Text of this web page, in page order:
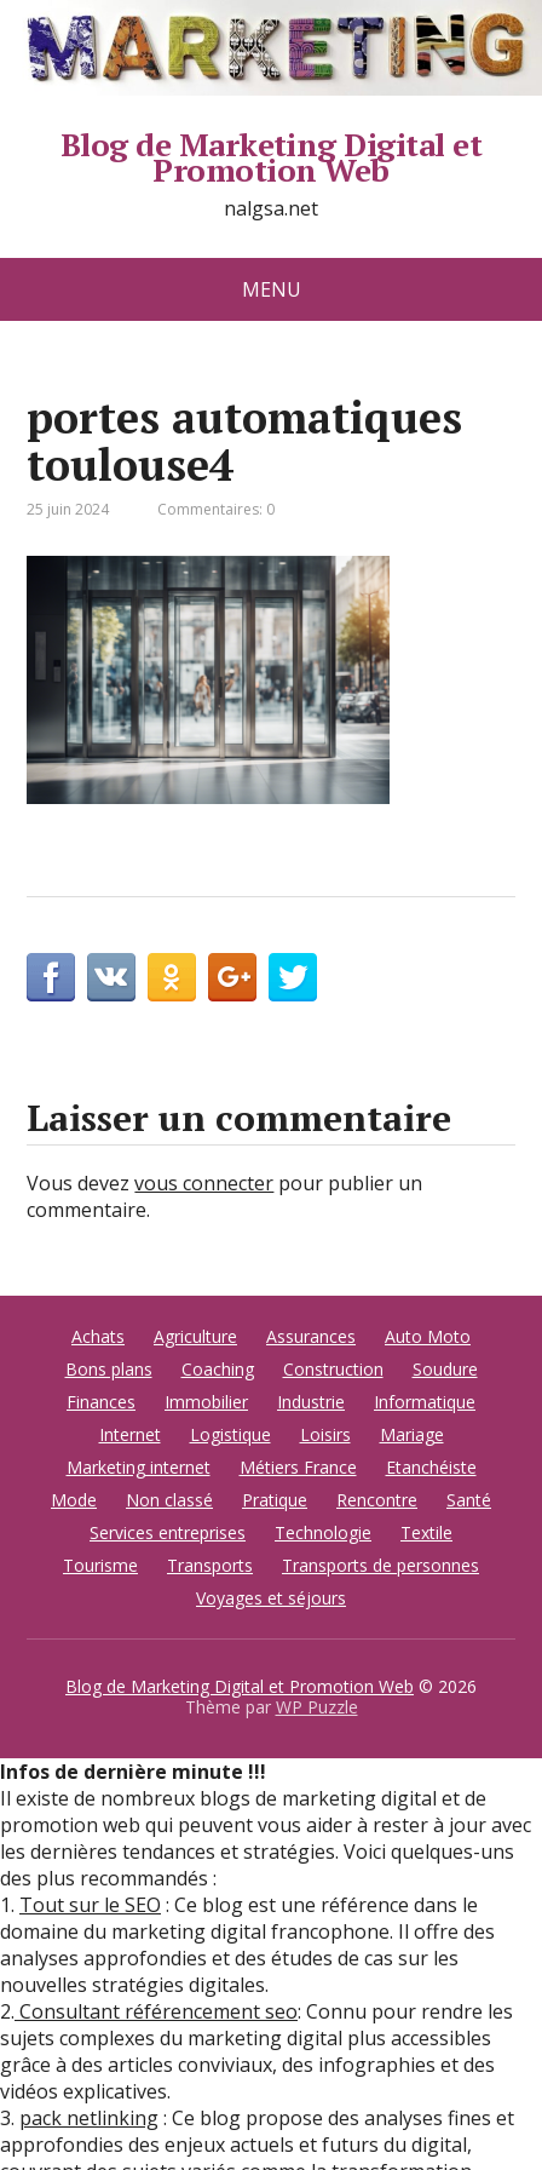
Blog de Marketing Digital et
Promotion Web
nalgsa.net
MENU
portes automatiques
toulouse4
25 juin 2024 Commentaires: 0
Laisser un commentaire
Vous devezvous connecter pour publier un
commentaire.
Achats Agriculture Assurances
Auto Moto
Bons plans
Coaching Construction
Soudure
Finances
Immobilier Industrie
Informatique
Internet
Logistique Loisirs
Mariage
Marketing internet
Métiers France
Etanchéiste
Mode
Non classé Pratique Rencontre
Santé
Services entreprises
Technologie
Textile
Tourisme
Transports
Transports de personnes
Voyages et séjours
Blog de Marketing Digital et Promotion Web © 2026
Thème par WP Puzzle
Infos de dernière minute !!!
Il existe de nombreux blogs de marketing digital et de
promotion web qui peuvent vous aider à rester à jour avec
les dernières tendances et stratégies. Voici quelques-uns
des plus recommandés :
1. Tout sur le SEO : Ce blog est une référence dans le
domaine du marketing digital francophone. Il offre des
analyses approfondies et des études de cas sur les
nouvelles stratégies digitales.
2. Consultant référencement seo: Connu pour rendre les
sujets complexes du marketing digital plus accessibles
grâce à des articles conviviaux, des infographies et des
vidéos explicatives.
3. pack netlinking: Ce blog propose des analyses fines et
approfondies des enjeux actuels et futurs du digital,